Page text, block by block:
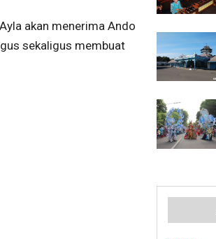
akan menerima Ando
sekaligus membuat